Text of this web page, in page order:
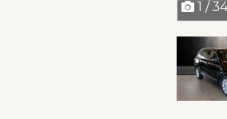
1 /